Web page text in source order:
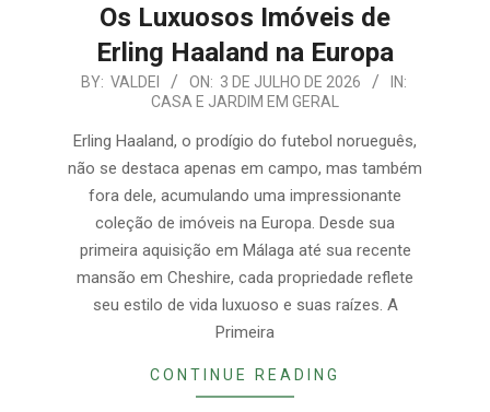
Os Luxuosos Imóveis de
Erling Haaland na Europa
2026-
03
BY: VALDEI ON: 3 DE JULHO DE 2026
IN:
CASA E JARDIM EM GERAL
Erling Haaland, o prodígio do futebol norueguês,
não se destaca apenas em campo, mas também
fora dele, acumulando uma impressionante
coleção de imóveis na Europa. Desde sua
primeira aquisição em Málaga até sua recente
mansão em Cheshire, cada propriedade reflete
seu estilo de vida luxuoso e suas raízes. A
Primeira
CONTINUE READING